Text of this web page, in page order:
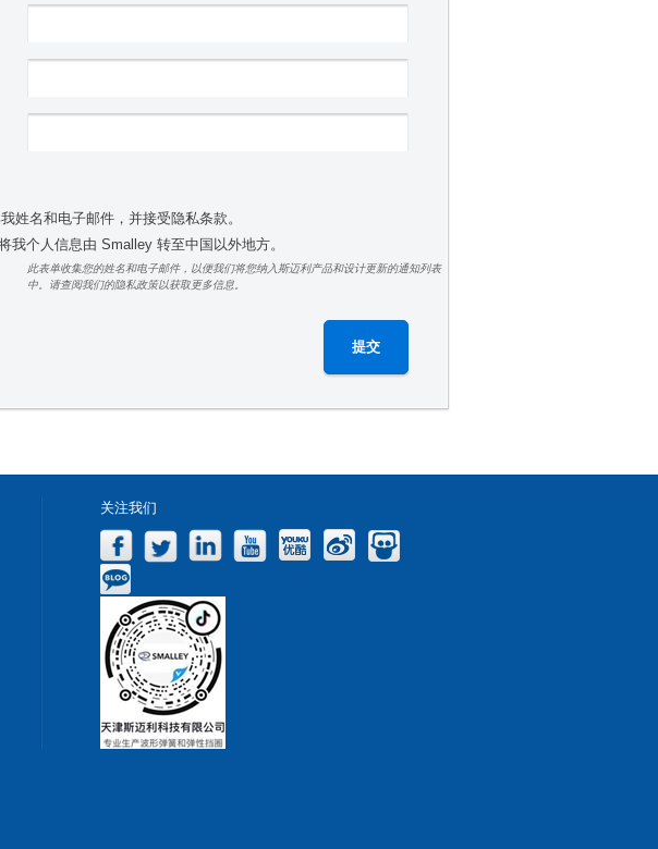
姓名和电子邮件，并接受隐私条款。
我个人信息由 Smalley 转至中国以外地方。
此表单收集您的姓名和电子邮件，以便我们将您纳入斯迈利产品和设计更新的通知列表
中。请查阅我们的隐私政策以获取更多信息。
关注我们
FacebookTwitter LinkedIn